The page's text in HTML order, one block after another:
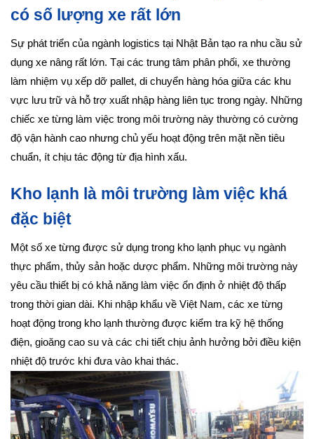
có số lượng xe rất lớn
Sự phát triển của ngành logistics tại Nhật Bản tạo ra nhu cầu sử
dụng xe nâng rất lớn. Tại các trung tâm phân phối, xe thường
làm nhiệm vụ xếp dỡ pallet, di chuyển hàng hóa giữa các khu
vực lưu trữ và hỗ trợ xuất nhập hàng liên tục trong ngày. Những
chiếc xe từng làm việc trong môi trường này thường có cường
độ vận hành cao nhưng chủ yếu hoạt động trên mặt nền tiêu
chuẩn, ít chịu tác động từ địa hình xấu.
Kho lạnh là môi trường làm việc khá
đặc biệt
Một số xe từng được sử dụng trong kho lạnh phục vụ ngành
thực phẩm, thủy sản hoặc dược phẩm. Những môi trường này
yêu cầu thiết bị có khả năng làm việc ổn định ở nhiệt độ thấp
trong thời gian dài. Khi nhập khẩu về Việt Nam, các xe từng
hoạt động trong kho lạnh thường được kiểm tra kỹ hệ thống
điện, gioăng cao su và các chi tiết chịu ảnh hưởng bởi điều kiện
nhiệt độ trước khi đưa vào khai thác.